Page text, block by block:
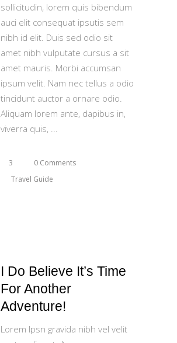
sollicitudin, lorem quis bibendum
auci elit consequat ipsutis sem
nibh id elit. Duis sed odio sit
amet nibh vulputate cursus a sit
amet mauris. Morbi accumsan
ipsum velit. Nam nec tellus a odio
tincidunt auctor a ornare odio.
Aliquam lorem ante, dapibus in,
viverra quis,
3
0 Comments
Travel Guide
I Do Believe It’s Time
For Another
Adventure!
Lorem Ipsn gravida nibh vel velit